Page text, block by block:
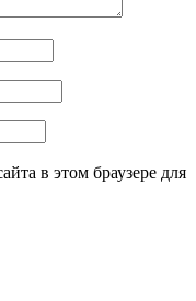
в этом браузере для